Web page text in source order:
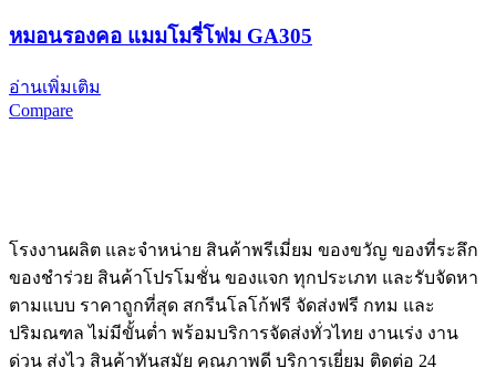
หมอนรองคอ แมมโมรี่โฟม GA305
อ่านเพิ่มเติม
Compare
โรงงานผลิต และจำหน่าย สินค้าพรีเมี่ยม ของขวัญ ของที่ระลึก
ของชำร่วย สินค้าโปรโมชั่น ของแจก ทุกประเภท และรับจัดหา
ตามแบบ ราคาถูกที่สุด สกรีนโลโก้ฟรี จัดส่งฟรี กทม และ
ปริมณฑล ไม่มีขั้นต่ำ พร้อมบริการจัดส่งทั่วไทย งานเร่ง งาน
ด่วน ส่งไว สินค้าทันสมัย คุณภาพดี บริการเยี่ยม ติดต่อ 24